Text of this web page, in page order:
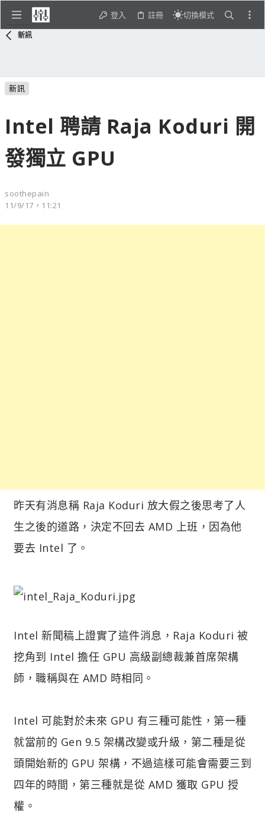
登入 註冊 切換模式
新訊
新訊
Intel 聘請 Raja Koduri 開
發獨立 GPU
soothepain
11/9/17，11:21
昨天有消息稱 Raja Koduri 放大假之後思考了人
生之後的道路，決定不回去 AMD 上班，因為他
要去 Intel 了。
Intel 新聞稿上證實了這件消息，Raja Koduri 被
挖角到 Intel 擔任 GPU 高級副總裁兼首席架構
師，職稱與在 AMD 時相同。
Intel 可能對於未來 GPU 有三種可能性，第一種
就當前的 Gen 9.5 架構改變或升級，第二種是從
頭開始新的 GPU 架構，不過這樣可能會需要三到
四年的時間，第三種就是從 AMD 獲取 GPU 授
權。